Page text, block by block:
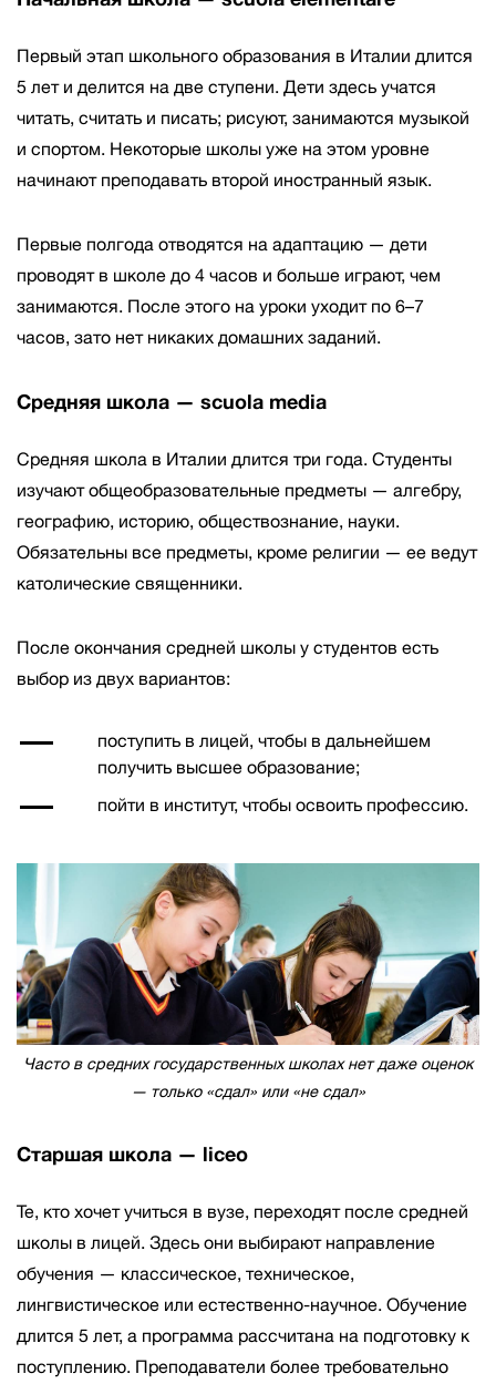
Первый этап школьного образования в Италии длится
5 лет и делится на две ступени. Дети здесь учатся
читать, считать и писать; рисуют, занимаются музыкой
и спортом. Некоторые школы уже на этом уровне
начинают преподавать второй иностранный язык.
Первые полгода отводятся на адаптацию — дети
проводят в школе до 4 часов и больше играют, чем
занимаются. После этого на уроки уходит по 6–7
часов, зато нет никаких домашних заданий.
Средняя школа — scuola media
Средняя школа в Италии длится три года. Студенты
изучают общеобразовательные предметы — алгебру,
географию, историю, обществознание, науки.
Обязательны все предметы, кроме религии — ее ведут
католические священники.
После окончания средней школы у студентов есть
выбор из двух вариантов:
поступить в лицей, чтобы в дальнейшем
получить высшее образование;
пойти в институт, чтобы освоить профессию.
Часто в средних государственных школах нет даже оценок
— только «сдал» или «не сдал»
Старшая школа — liceo
Те, кто хочет учиться в вузе, переходят после средней
школы в лицей. Здесь они выбирают направление
обучения — классическое, техническое,
лингвистическое или естественно-научное. Обучение
длится 5 лет, а программа рассчитана на подготовку к
поступлению. Преподаватели более требовательно